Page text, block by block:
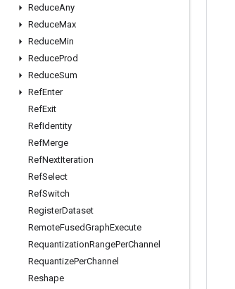
ReduceAny
ReduceMax
ReduceMin
ReduceProd
ReduceSum
RefEnter
RefExit
RefIdentity
RefMerge
RefNextIteration
RefSelect
RefSwitch
RegisterDataset
RemoteFusedGraphExecute
RequantizationRangePerChannel
RequantizePerChannel
Reshape